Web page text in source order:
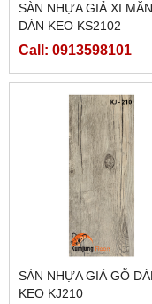
SÀN NHỰA GIẢ XI
DÁN KEO KS2102
Call: 0913598101
SÀN NHỰA GIẢ GỖ
KEO KJ210